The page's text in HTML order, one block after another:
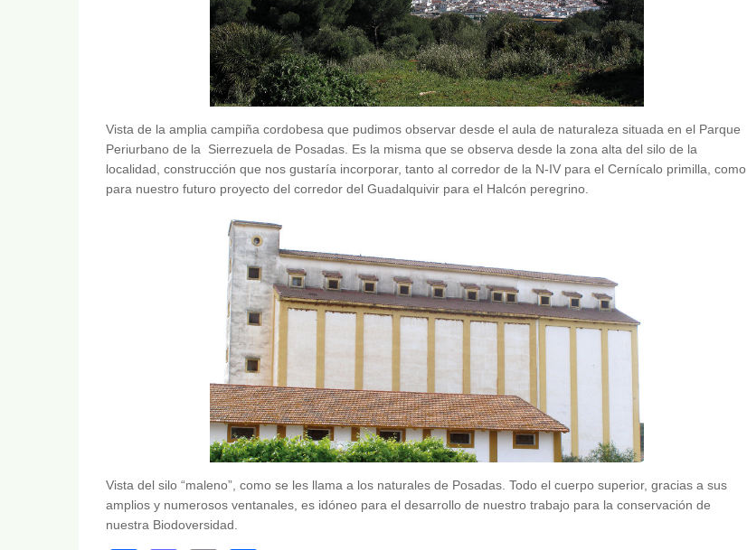
Vista de la amplia campiña cordobesa que pudimos observar desde el aula de naturaleza situada en el Parque
Periurbano de la Sierrezuela de Posadas. Es la misma que se observa desde la zona alta del silo de la
localidad, construcción que nos gustaría incorporar, tanto al corredor de la N-IV para el Cernícalo primilla, como
para nuestro futuro proyecto del corredor del Guadalquivir para el Halcón peregrino.
Vista del silo “maleno”, como se les llama a los naturales de Posadas. Todo el cuerpo superior, gracias a sus
amplios y numerosos ventanales, es idóneo para el desarrollo de nuestro trabajo para la conservación de
nuestra Biodoversidad.